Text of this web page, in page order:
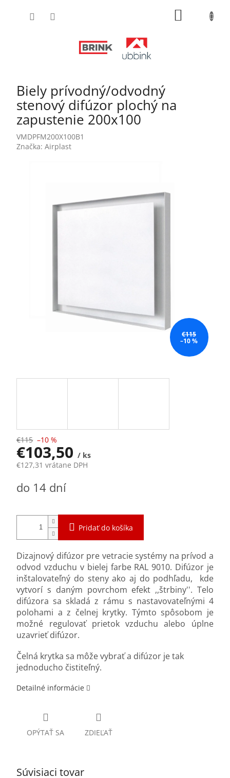
Biely prívodný/odvodný
stenový difúzor plochý na
zapustenie 200x100
VMDPFM200X100B1
Značka:Airplast
€115
–10 %
€115 –10 %
€103,50/ ks
€127,31 vrátane DPH
cena:
do 14 dní
Pridať do košíka
Dizajnový difúzor pre vetracie systémy na prívod a
odvod vzduchu v bielej farbe RAL 9010. Difúzor je
inštalovateľný do steny ako aj do podhľadu, kde
vytvorí s daným povrchom efekt ,,štrbiny''. Telo
difúzora sa skladá z rámu s nastavovateľnými 4
polohami a z čelnej krytky. Týmto spôsobom je
možné regulovať prietok vzduchu alebo úplne
uzavrieť difúzor.
Čelná krytka sa môže vybrať a difúzor je tak
jednoducho čistiteľný.
Detailné informácie
OPÝTAŤ SA ZDIEĽAŤ
Súvisiaci tovar